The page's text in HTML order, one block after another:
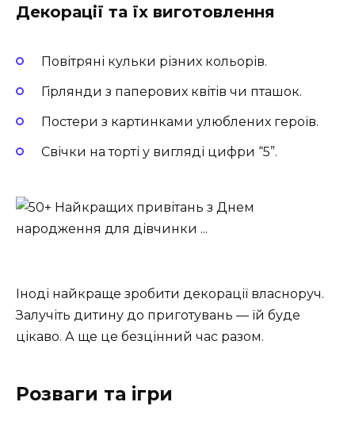
Декорації та їх виготовлення
Повітряні кульки різних кольорів.
Гірлянди з паперових квітів чи пташок.
Постери з картинками улюблених героїв.
Свічки на торті у вигляді цифри “5”.
Іноді найкраще зробити декорації власноруч.
Залучіть дитину до приготувань — їй буде
цікаво. А ще це безцінний час разом.
Розваги та ігри